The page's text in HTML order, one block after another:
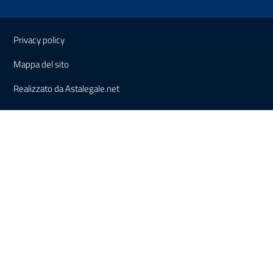
Sezione Link Utili
Privacy policy
Mappa del sito
Realizzato da Astalegale.net